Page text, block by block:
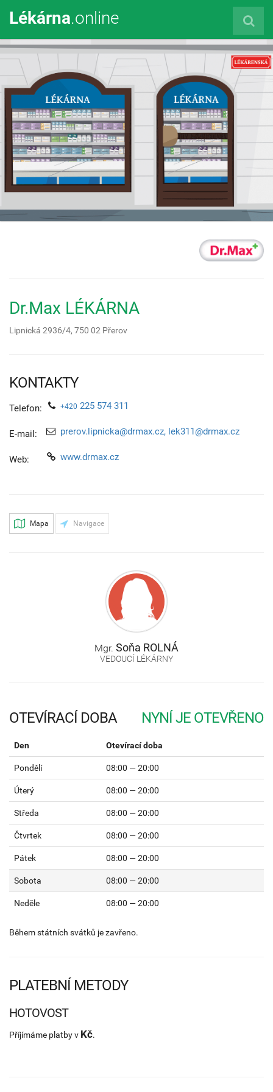
Lékárna.online
Dr.Max LÉKÁRNA
Lipnická 2936/4, 750 02 Přerov
KONTAKTY
Telefon: +420 225 574 311
E-mail: prerov.lipnicka@drmax.cz, lek311@drmax.cz
Web: www.drmax.cz
Mapa Navigace
Mgr. Soňa ROLNÁ
VEDOUCÍ LÉKÁRNY
OTEVÍRACÍ DOBA
Den Otevírací doba
Pondělí 08:00 — 20:00
Úterý 08:00 — 20:00
Středa 08:00 — 20:00
Čtvrtek 08:00 — 20:00
Pátek 08:00 — 20:00
Sobota 08:00 — 20:00
Neděle 08:00 — 20:00
Během státních svátků je zavřeno.
PLATEBNÍ METODY
HOTOVOST
Příjímáme platby v Kč.